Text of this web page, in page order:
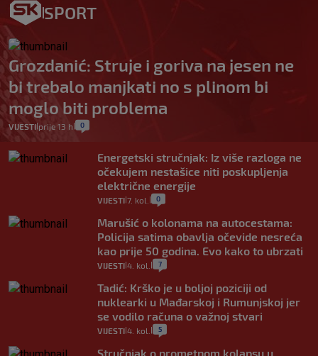
SPORT
Grozdanić: Struje i goriva na jesen ne
bi trebalo manjkati no s plinom bi
moglo biti problema
VIJESTI| prije 13 h 0
Energetski stručnjak: Iz više razloga ne
očekujem nestašice niti poskupljenja
električne energije
VIJESTI 7. kol. 0
Marušić o kolonama na autocestama:
Policija satima obavlja očevide nesreća
kao prije 50 godina. Evo kako to ubrzati
VIJESTI 4. kol. 7
Tadić: Krško je u boljoj poziciji od
nuklearki u Mađarskoj i Rumunjskoj jer
se vodilo računa o važnoj stvari
VIJESTI 4. kol. 5
Stručnjak o prometnom kolapsu u